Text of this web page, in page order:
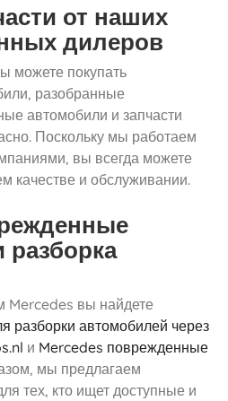
от наших
дилеров
можете покупать
разобранные
автомобили и запчасти
Поскольку мы работаем
вы всегда можете
качестве и обслуживании.
Mercedes вы найдете
разборки автомобилей через
и Mercedes поврежденные
мы предлагаем
тех, кто ищет доступные и